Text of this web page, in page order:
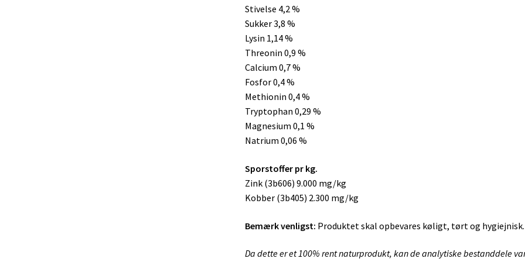
Stivelse 4,2 %
Sukker 3,8 %
Lysin 1,14 %
Threonin 0,9 %
Calcium 0,7 %
Fosfor 0,4 %
Methionin 0,4 %
Tryptophan 0,29 %
Magnesium 0,1 %
Natrium 0,06 %
Sporstoffer pr kg.
Zink (3b606) 9.000 mg/kg
Kobber (3b405) 2.300 mg/kg
Bemærk venligst: Produktet skal opbevares køligt, tørt og hygiejnisk.
Da dette er et 100% rent naturprodukt, kan de analytiske bestanddele